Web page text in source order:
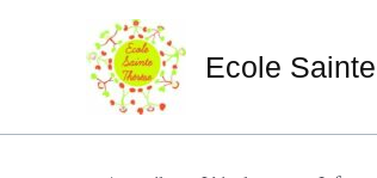
Ecole